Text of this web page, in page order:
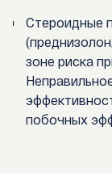
Стероидные
зоне риска
побочных